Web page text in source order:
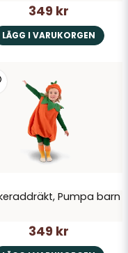
349 kr
LÄGG I VARUKORGEN
Pumpa barn
349 kr